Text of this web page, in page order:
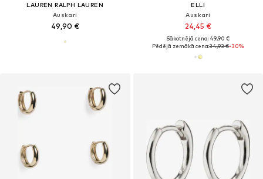
LAUREN RALPH LAUREN
Auskari
49,90 €
ELLI
Auskari
24,45 €
Sākotnējā cena: 49,90 €
Pēdējā zemākā cena:34,93 €-30%